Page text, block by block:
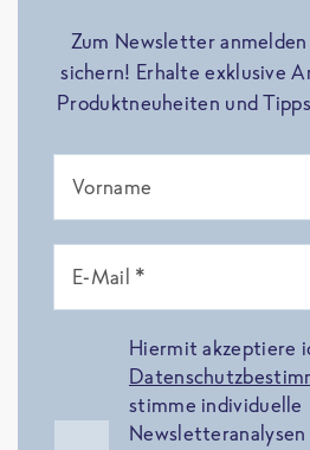
Zum Newsletter
sichern! Erhalte exklusive
Produktneuheiten und
Vorname
E-Mail *
Hiermit akzeptiere
stimme individuelle